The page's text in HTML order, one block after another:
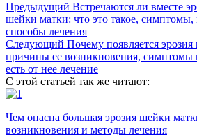
Предыдущий Встречаются ли вместе
шейки матки: что это такое,
способы лечения
Следующий Почему появляется
причины ее возникновения, симптомы
есть от нее лечение
С этой статьей так же читают:
Чем опасна большая эрозия шейки
возникновения и методы лечения